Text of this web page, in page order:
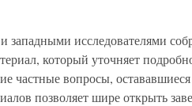
исследователями
который уточняет
частные вопросы,
позволяет шире открыть